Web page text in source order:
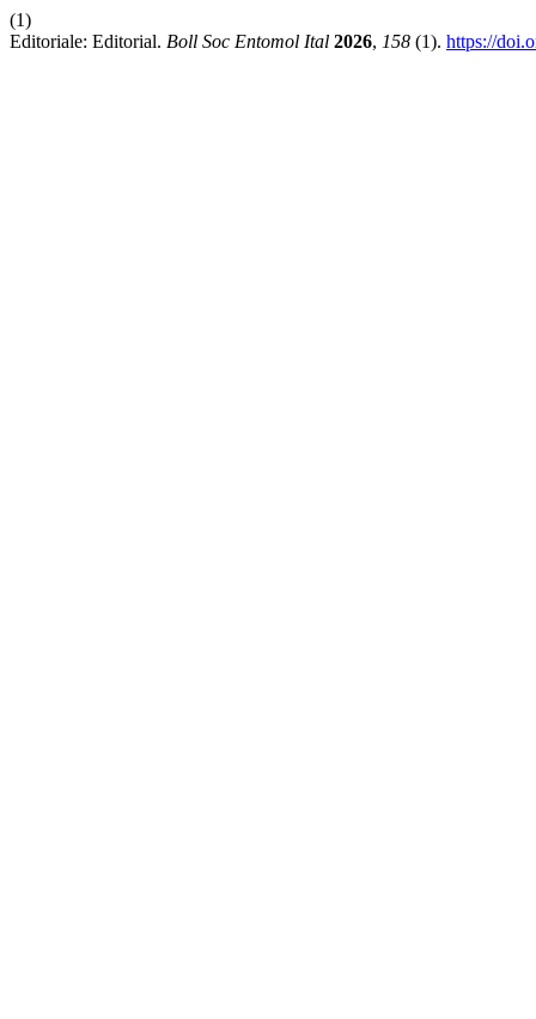
(1)
Editoriale: Editorial. Boll Soc Entomol Ital 2026, 158 (1). https://